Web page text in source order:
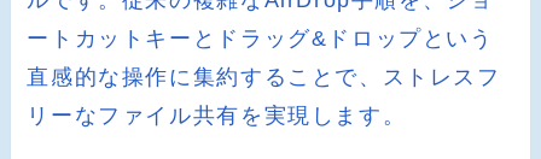
ートカットキーとドラッグ&ドロップという
直感的な操作に集約することで、ストレスフ
リーなファイル共有を実現します。